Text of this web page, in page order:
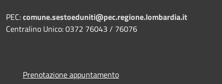
PEC:comune.sestoeduniti@pec.regione.lombardia.it
Centralino Unico: 0372 76043 / 76076
Prenotazione appuntamento